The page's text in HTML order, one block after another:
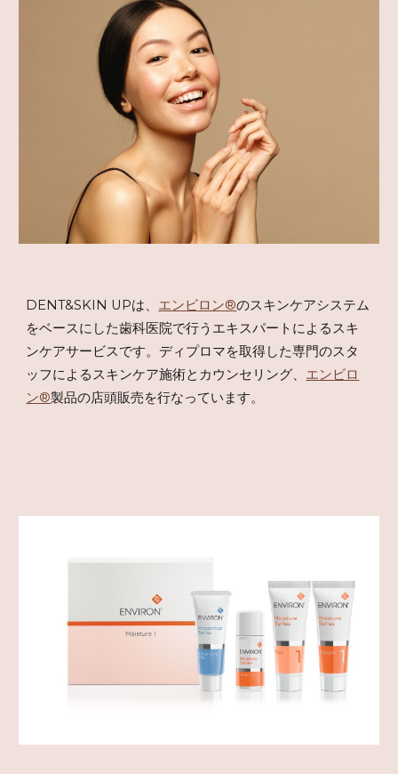
DENT&SKIN UPは、 エンビロン®のスキンケアシステム
をベースにした歯科医院で行うエキスパートによるスキ
ンケアサービスです。ディプロマを取得した専門のスタ
ッフによるスキンケア施術とカウンセリング、 エンビロ
ン®製品の店頭販売を行なっています。